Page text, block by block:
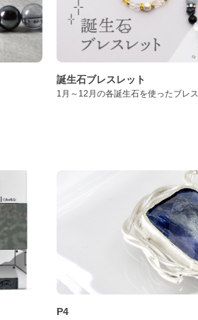
誕生石ブレスレット
1月～12月の各誕生石を使ったブレス
P4